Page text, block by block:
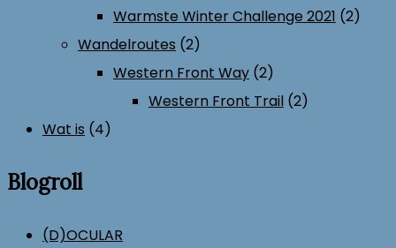
Warmste Winter Challenge 2021 (2)
Wandelroutes (2)
Western Front Way (2)
Western Front Trail (2)
Wat is (4)
Blogroll
(D)OCULAR